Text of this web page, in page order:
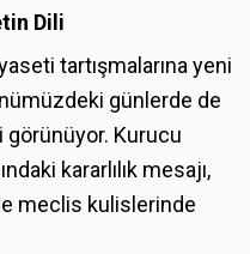
Dili
tartışmalarına yeni
günlerde de
Kurucu
kararlılık mesajı,
meclis kulislerinde